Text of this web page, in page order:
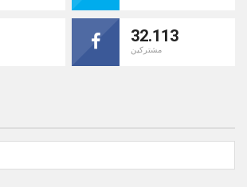
32.113
مشتركين